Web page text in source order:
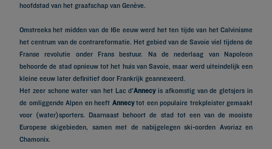
hoofdstad van het graafschap van Genève.
Omstreeks het midden van de 16e eeuw werd het ten tijde van het Calvinisme
het centrum van de contrareformatie. Het gebied van de Savoie viel tijdens de
Franse revolutie onder Frans bestuur. Na de nederlaag van Napoleon
behoorde de stad opnieuw tot het huis van Savoie, maar werd uiteindelijk een
kleine eeuw later definitief door Frankrijk geannexeerd.
Het zeer schone water van het Lac d'Annecyis afkomstig van de gletsjers in
de omliggende Alpen en heeft Annecytot een populaire trekpleister gemaakt
voor (water)sporters. Daarnaast behoort de stad tot een van de mooiste
Europese skigebieden, samen met de nabijgelegen ski-oorden Avoriaz en
Chamonix.